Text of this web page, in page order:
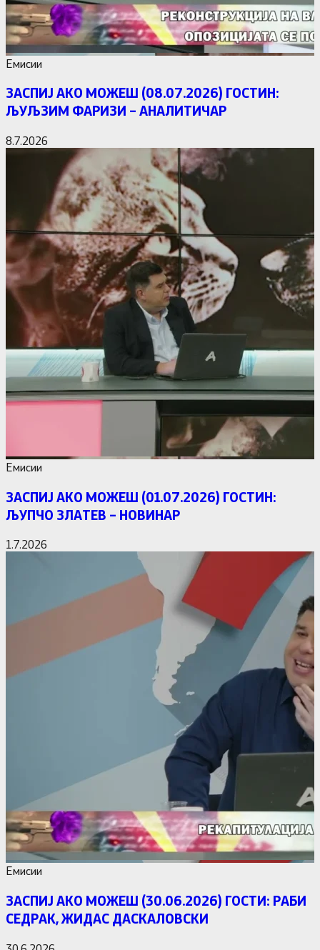
Емисии
ЗАСПИЈ АКО МОЖЕШ (08.07.2026) ГОСТИН:
ЉУЉЗИМ ФАРИЗИ – АНАЛИТИЧАР
8.7.2026
Емисии
ЗАСПИЈ АКО МОЖЕШ (01.07.2026) ГОСТИН:
ЉУПЧО ЗЛАТЕВ – НОВИНАР
1.7.2026
Емисии
ЗАСПИЈ АКО МОЖЕШ (30.06.2026) ГОСТИ: РАБИ
СЕДРАК, ЖИДАС ДАСКАЛОВСКИ